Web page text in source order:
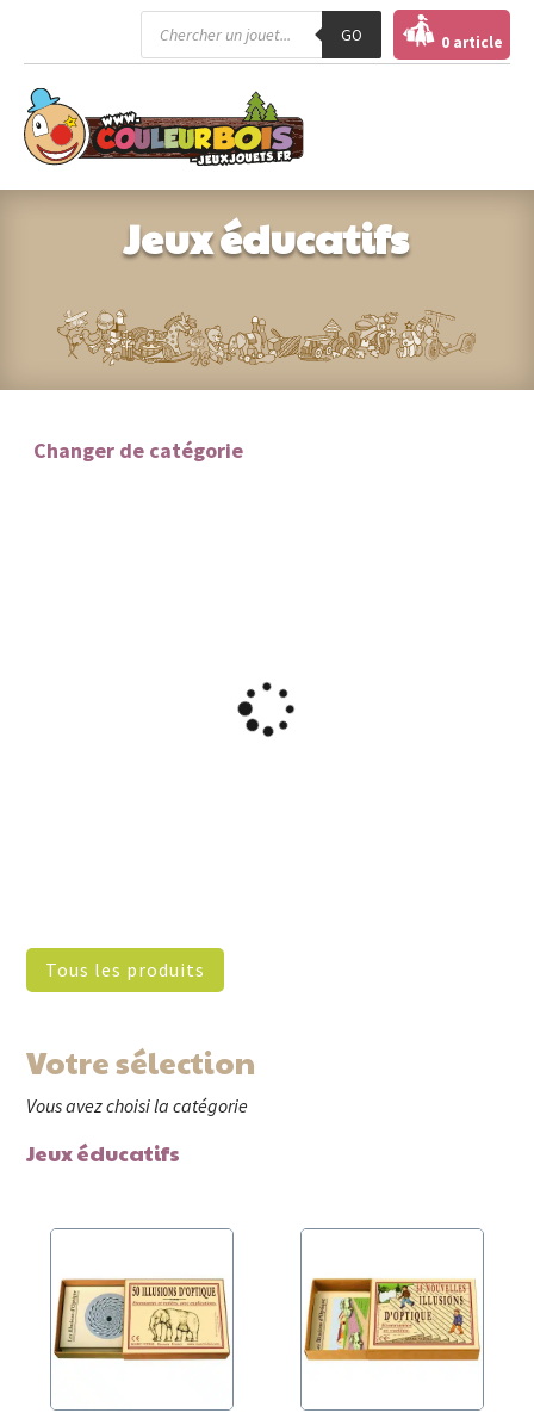
Recherche
produits
GO 0 article
Jeux éducatifs
Changer de catégorie
Tous les produits
Votre sélection
Vous avez choisi la catégorie
Jeux éducatifs